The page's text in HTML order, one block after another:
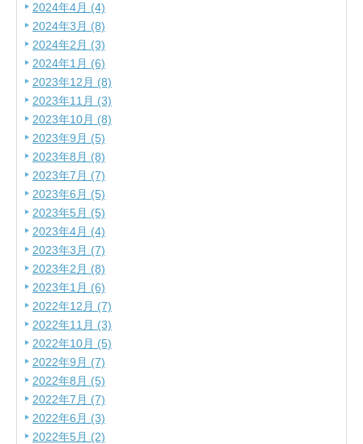
2024年4月 (4)
2024年3月 (8)
2024年2月 (3)
2024年1月 (6)
2023年12月 (8)
2023年11月 (3)
2023年10月 (8)
2023年9月 (5)
2023年8月 (8)
2023年7月 (7)
2023年6月 (5)
2023年5月 (5)
2023年4月 (4)
2023年3月 (7)
2023年2月 (8)
2023年1月 (6)
2022年12月 (7)
2022年11月 (3)
2022年10月 (5)
2022年9月 (7)
2022年8月 (5)
2022年7月 (7)
2022年6月 (3)
2022年5月 (2)